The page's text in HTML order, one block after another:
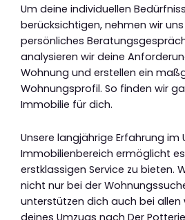
Um deine individuellen
berücksichtigen, nehmen wir
persönliches
analysieren wir deine
Wohnung und erstellen ein
Wohnungsprofil. So finden wir
Immobilie für dich.
Unsere langjährige Erfahrung im
Immobilienbereich ermöglicht
erstklassigen Service zu bieten.
nicht nur bei der
unterstützen dich auch bei allen